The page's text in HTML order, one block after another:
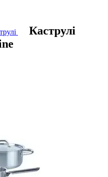
Каструлі